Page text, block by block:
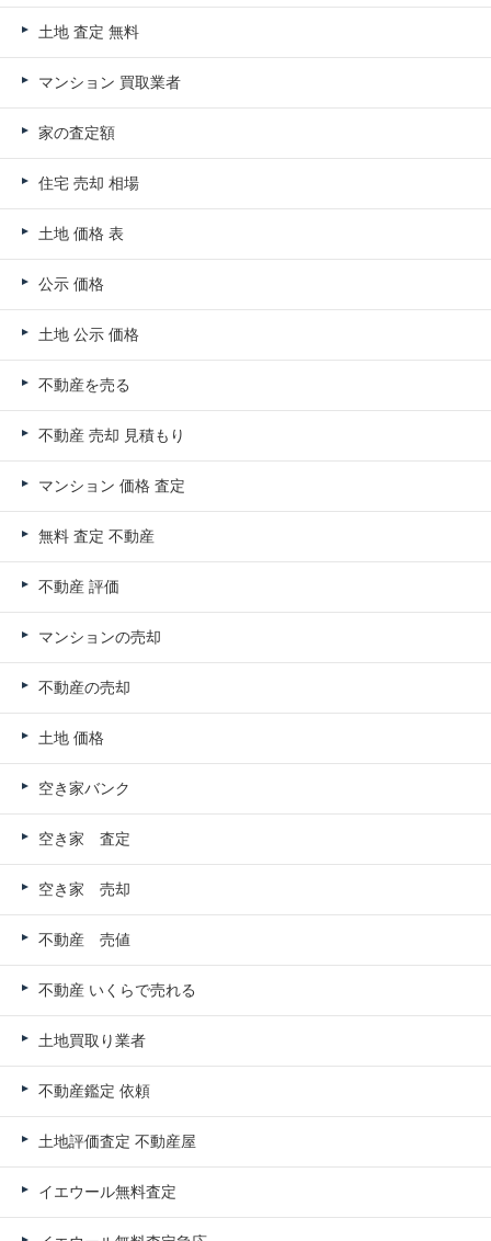
土地 査定 無料
マンション 買取業者
家の査定額
住宅 売却 相場
土地 価格 表
公示 価格
土地 公示 価格
不動産を売る
不動産 売却 見積もり
マンション 価格 査定
無料 査定 不動産
不動産 評価
マンションの売却
不動産の売却
土地 価格
空き家バンク
空き家 査定
空き家 売却
不動産 売値
不動産 いくらで売れる
土地買取り業者
不動産鑑定 依頼
土地評価査定 不動産屋
イエウール無料査定